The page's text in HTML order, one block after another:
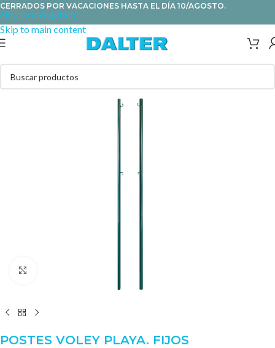
Skip to navigation
Skip to main content
CERRADOS POR VACACIONES HASTA EL DÍA 10/AGOSTO.
POSTES VOLEY PLAYA. FIJOS